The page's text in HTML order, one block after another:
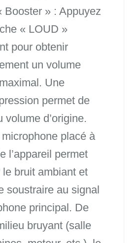
Booster » : Appuyez
« LOUD »
pour obtenir
un volume
Une
permet de
volume d’origine.
placé à
l’appareil permet
le bruit ambiant et
soustraire au signal
principal. De
bruyant (salle